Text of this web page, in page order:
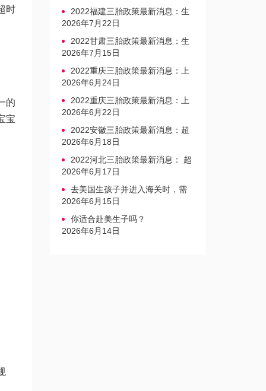
时
的
宝
2022福建三胎政策最新消息：生
育奖励发放迎新标准
2026年7月22日
2022甘肃三胎政策最新消息：生
育产假不享受带薪福利
2026年7月15日
2022重庆三胎政策最新消息：上
户口、办准生证指南
2026年6月24日
2022重庆三胎政策最新消息：上
户口、办准生证指南
2026年6月22日
2022安徽三胎政策最新消息：超
生家庭罚款标准更新
2026年6月18日
2022河北三胎政策最新消息： 超
生三孩不再缴纳社会抚养费
2026年6月17日
去美国生孩子并进入海关时，需
要注意的事项是什么？
2026年6月15日
你适合赴美生子吗？
2026年6月14日